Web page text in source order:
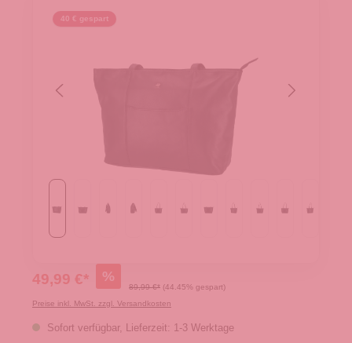
40 € gespart
49,99 €* %
89,99 €* (44.45% gespart)
Preise inkl. MwSt. zzgl. Versandkosten
Sofort verfügbar, Lieferzeit: 1-3 Werktage